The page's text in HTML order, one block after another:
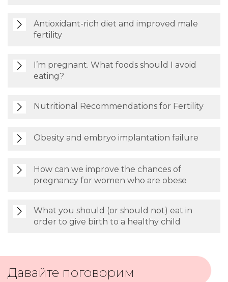
Antioxidant-rich diet and improved male
fertility
I’m pregnant. What foods should I avoid
eating?
Nutritional Recommendations for Fertility
Obesity and embryo implantation failure
How can we improve the chances of
pregnancy for women who are obese
What you should (or should not) eat in
order to give birth to a healthy child
Давайте поговорим